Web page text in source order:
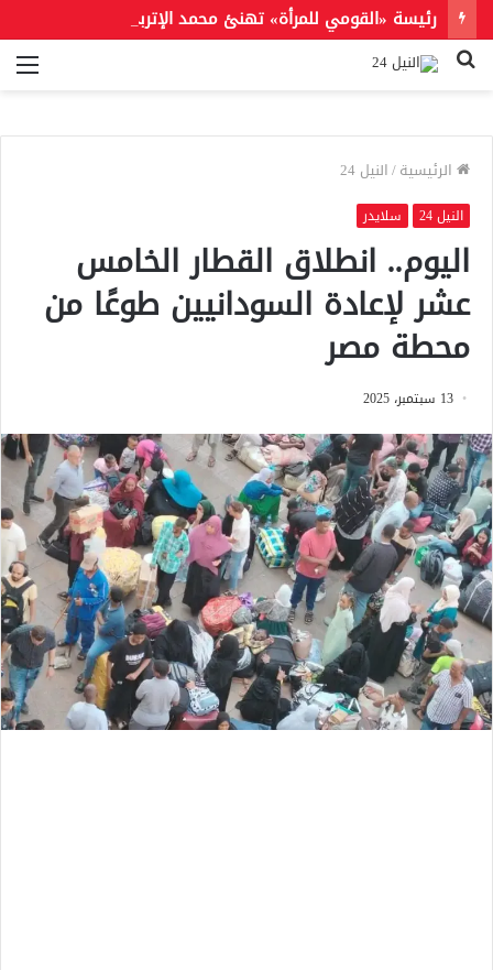
بحث
الرئيسية/النيل 24
النيل 24 سلايدر
اليوم.. انطلاق القطار الخامس
عشر لإعادة السودانيين طوعًا من
محطة مصر
13 سبتمبر، 2025